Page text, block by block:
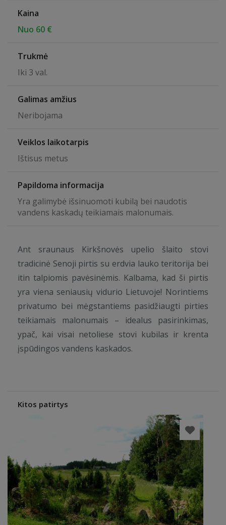
Kaina
Nuo 60 €
Trukmė
Iki 3 val.
Galimas amžius
Neribojama
Veiklos laikotarpis
Ištisus metus
Papildoma informacija
Yra galimybė išsinuomoti kubilą bei naudotis
vandens kaskadų teikiamais malonumais.
Ant sraunaus Kirkšnovės upelio šlaito stovi
tradicinė Senoji pirtis su erdvia lauko teritorija bei
itin talpiomis pavėsinėmis. Kalbama, kad ši pirtis
yra viena seniausių vidurio Lietuvoje! Norintiems
privatumo bei mėgstantiems pasidžiaugti pirties
teikiamais malonumais – idealus pasirinkimas,
ypač, kai visai netoliese stovi kubilas ir krenta
įspūdingos vandens kaskados.
Kitos patirtys